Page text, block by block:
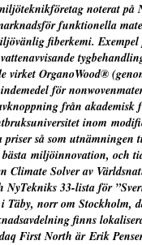
noterat på
funktionella
fiberkemi.
virket OrganoWood®
för
från akademisk
inom
så som utnämningen
bästa miljöinnovation, och
Climate Solver av
33-lista för
norr om Stockholm,
finns
First North är Erik